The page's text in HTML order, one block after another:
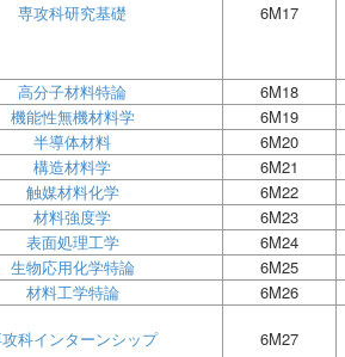
専攻科研究基礎 6M17
高分子材料特論 6M18
機能性無機材料学 6M19
半導体材料 6M20
構造材料学 6M21
触媒材料化学 6M22
材料強度学 6M23
表面処理工学 6M24
生物応用化学特論 6M25
材料工学特論 6M26
科インターンシップ 6M27